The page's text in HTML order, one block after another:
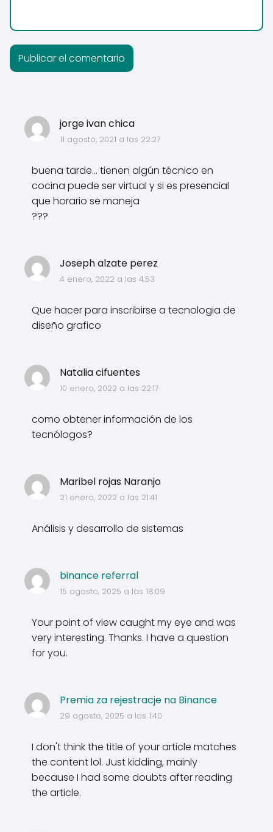
jorge ivan chica
11 agosto, 2021 a las 22:27
buena tarde... tienen algún técnico en
cocina puede ser virtual y si es presencial
que horario se maneja
???
Joseph alzate perez
4 enero, 2022 a las 4:53
Que hacer para inscribirse a tecnologia de
diseño grafico
Natalia cifuentes
10 enero, 2022 a las 22:17
como obtener información de los
tecnólogos?
Maribel rojas Naranjo
21 enero, 2022 a las 21:41
Análisis y desarrollo de sistemas
binance referral
15 agosto, 2025 a las 18:09
Your point of view caught my eye and was
very interesting. Thanks. I have a question
for you.
Premia za rejestracje na Binance
29 agosto, 2025 a las 1:40
I don't think the title of your article matches
the content lol. Just kidding, mainly
because I had some doubts after reading
the article.